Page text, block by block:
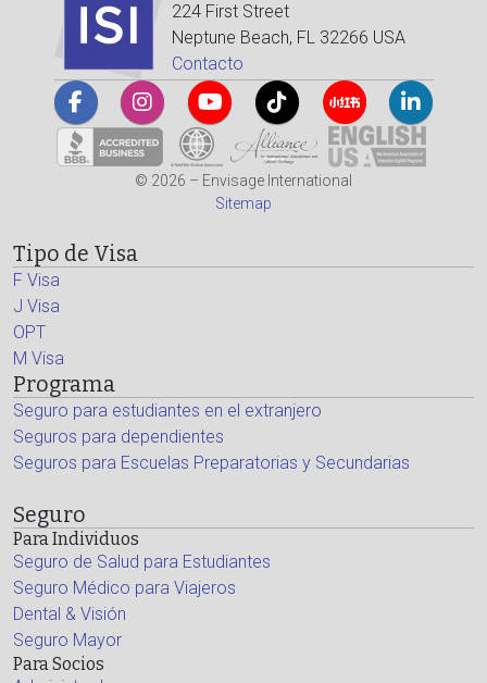
224 First Street
Neptune Beach, FL 32266 USA
Contacto
© 2026 – Envisage International
Sitemap
Tipo de Visa
F Visa
J Visa
OPT
M Visa
Programa
Seguro para estudiantes en el extranjero
Seguros para dependientes
Seguros para Escuelas Preparatorias y Secundarias
Seguro
Para Individuos
Seguro de Salud para Estudiantes
Seguro Médico para Viajeros
Dental & Visión
Seguro Mayor
Para Socios